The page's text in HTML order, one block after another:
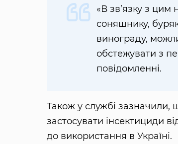
«В зв’язку з цим
соняшнику,
винограду,
обстежувати з
повідомленні.
Також у службі зазначили,
застосувати інсектициди
до використання в Україні.